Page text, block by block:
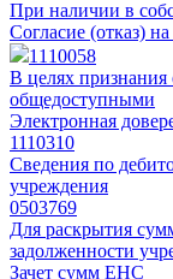
При наличии в
Согласие (отказ)
1110058
В целях признания
общедоступными
Электронная
1110310
Сведения по
учреждения
0503769
Для раскрытия
задолженности
Зачет сумм ЕНС